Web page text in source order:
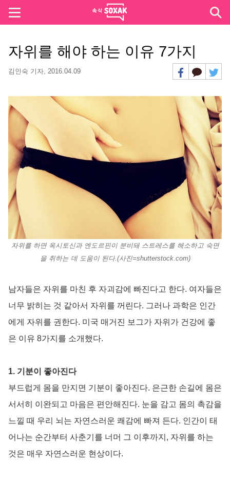
자위를 해야 하는 이유 7가지
김인숙 기자, 2016.04.09
자위를 하면 옥시토신과 엔도르핀이 분비돼 스트레스를 해소하고 숙면
을 취하는 데 도움이 된다.(사진=shutterstock.com)
남자들은 자위를 마친 후 자괴감에 빠진다고 한다. 여자들은
너무 밝히는 것 같아서 자위를 꺼린다. 그러나 과학은 인간
에게 자위를 권한다. 미국 매거진 보그가 자위가 건강에 좋
은 이유 8가지를 소개했다.
1. 기분이 좋아진다
부드럽게 몸을 만지면 기분이 좋아진다. 은근한 손길에 몸은
서서히 이완되고 마음은 편안해진다. 눈을 감고 몸의 촉감을
느낄 때 우리 뇌는 자연스러운 쾌감에 빠져 든다. 인간이 태
어나는 순간부터 사춘기를 너머 그 이후까지, 자위를 하는
것은 매우 자연스러운 현상이다.